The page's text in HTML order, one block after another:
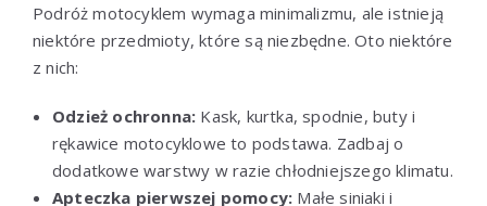
Podróż motocyklem wymaga minimalizmu, ale istnieją
niektóre przedmioty, które są niezbędne. Oto niektóre
z nich:
Odzież ochronna: Kask, kurtka, spodnie, buty i
rękawice motocyklowe to podstawa. Zadbaj o
dodatkowe warstwy w razie chłodniejszego klimatu.
Apteczka pierwszej pomocy: Małe siniaki i